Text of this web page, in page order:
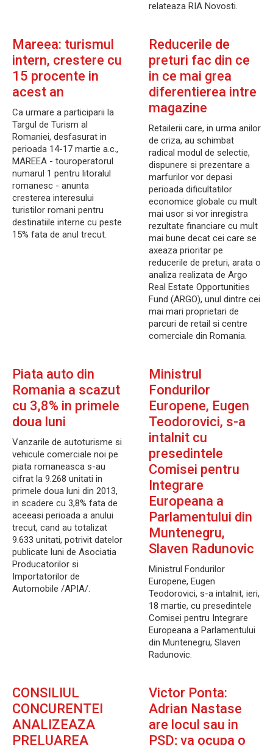
relateaza RIA Novosti.
Mareea: turismul
intern, crestere cu
15 procente in
acest an
Ca urmare a participarii la
Targul de Turism al
Romaniei, desfasurat in
perioada 14-17 martie a.c.,
MAREEA - touroperatorul
numarul 1 pentru litoralul
romanesc - anunta
cresterea interesului
turistilor romani pentru
destinatiile interne cu peste
15% fata de anul trecut.
Reducerile de
preturi fac din ce
in ce mai grea
diferentierea intre
magazine
Retailerii care, in urma anilor
de criza, au schimbat
radical modul de selectie,
dispunere si prezentare a
marfurilor vor depasi
perioada dificultatilor
economice globale cu mult
mai usor si vor inregistra
rezultate financiare cu mult
mai bune decat cei care se
axeaza prioritar pe
reducerile de preturi, arata o
analiza realizata de Argo
Real Estate Opportunities
Fund (ARGO), unul dintre cei
mai mari proprietari de
parcuri de retail si centre
comerciale din Romania.
Piata auto din
Romania a scazut
cu 3,8% in primele
doua luni
Vanzarile de autoturisme si
vehicule comerciale noi pe
piata romaneasca s-au
cifrat la 9.268 unitati in
primele doua luni din 2013,
in scadere cu 3,8% fata de
aceeasi perioada a anului
trecut, cand au totalizat
9.633 unitati, potrivit datelor
publicate luni de Asociatia
Producatorilor si
Importatorilor de
Automobile /APIA/.
Ministrul
Fondurilor
Europene, Eugen
Teodorovici, s-a
intalnit cu
presedintele
Comisei pentru
Integrare
Europeana a
Parlamentului din
Muntenegru,
Slaven Radunovic
Ministrul Fondurilor
Europene, Eugen
Teodorovici, s-a intalnit, ieri,
18 martie, cu presedintele
Comisei pentru Integrare
Europeana a Parlamentului
din Muntenegru, Slaven
Radunovic.
CONSILIUL
CONCURENTEI
ANALIZEAZA
PRELUAREA
Victor Ponta:
Adrian Nastase
are locul sau in
PSD; va ocupa o